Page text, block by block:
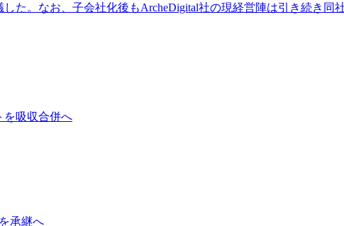
た。なお、子会社化後もArcheDigital社の現経営陣は引き続き同
を吸収合併へ
承継へ